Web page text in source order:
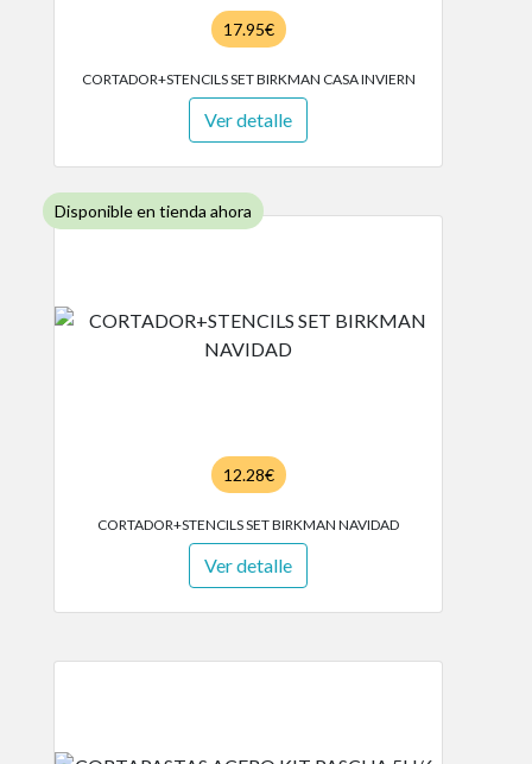
17.95€
CORTADOR+STENCILS SET BIRKMAN CASA INVIERN
Ver detalle
Disponible en tienda ahora
12.28€
CORTADOR+STENCILS SET BIRKMAN NAVIDAD
Ver detalle